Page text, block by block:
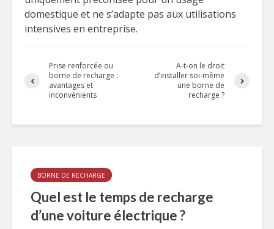
domestique et ne s’adapte pas aux utilisations
intensives en entreprise.
Prise renforcée ou
borne de recharge :
avantages et
inconvénients
A-t-on le droit
d’installer soi-même
une borne de
recharge ?
BORNE DE RECHARGE
Quel est le temps de recharge
d’une voiture électrique ?